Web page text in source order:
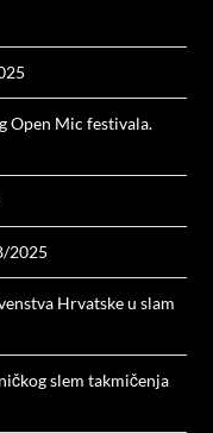
Open Mic festivala.
2025
Hrvatske u slam
slem takmičenja